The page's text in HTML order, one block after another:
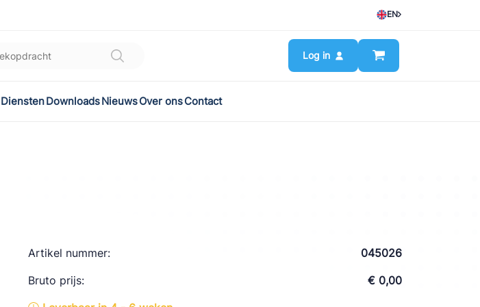
EN
Log in
DienstenDownloadsNieuwsOver onsContact
Artikel nummer:
045026
Bruto prijs:
€ 0,00